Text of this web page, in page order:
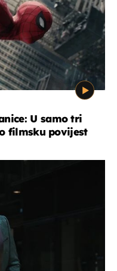
U samo tri
filmsku povijest